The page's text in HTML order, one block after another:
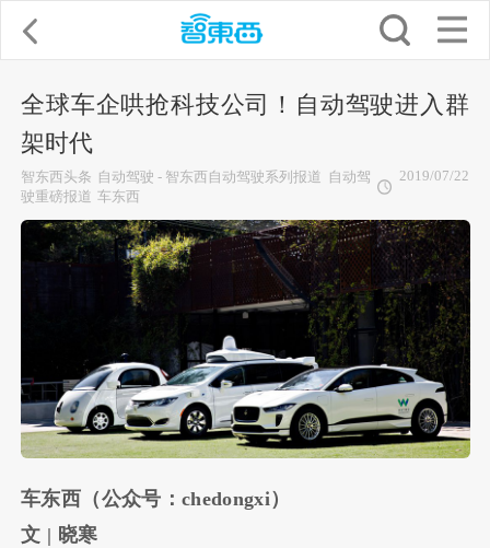
全球车企哄抢科技公司！自动驾驶进入群
架时代
智东西头条 自动驾驶 - 智东西自动驾驶系列报道
自动驾
驶重磅报道 车东西
2019/07/22
车东西（公众号： chedongxi）
文 | 晓寒